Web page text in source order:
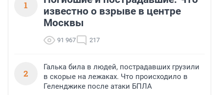
1
известно о взрыве в центре
Москвы
91 967 217
2
Галька била в людей, пострадавших грузили
в скорые на лежаках. Что происходило в
Геленджике после атаки БПЛА